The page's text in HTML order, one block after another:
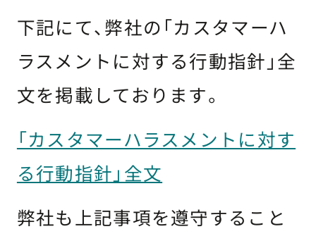
下記にて、弊社の「カスタマーハ
ラスメントに対する行動指針」全
文を掲載しております。
「カスタマーハラスメントに対す
る行動指針」全文
弊社も上記事項を遵守すること